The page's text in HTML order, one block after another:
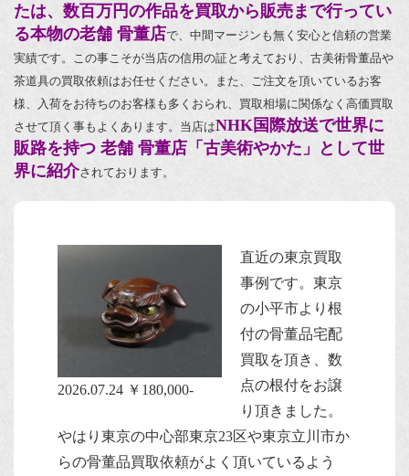
たは、数百万円の作品を買取から販売まで行ってい
る本物の老舗 骨董店で、中間マージンも無く安心と信頼の営業
実績です。この事こそが当店の信用の証と考えており、古美術骨董品や
茶道具の買取依頼はお任せください。また、ご注文を頂いているお客
様、入荷をお待ちのお客様も多くおられ、買取相場に関係なく高価買取
させて頂く事もよくあります。当店はNHK国際放送で世界に
販路を持つ 老舗 骨董店「古美術やかた」として世
界に紹介されております。
2026.07.24 ￥180,000-
直近の東京買取
事例です。 東京
の小平市より根
付の骨董品宅配
買取を頂き、数
点の根付をお譲
り頂きました。
やはり東京の中心部東京23区や東京立川市か
らの骨董品買取依頼がよく頂いているよう